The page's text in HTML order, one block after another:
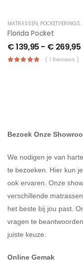
MATRASSEN, POCKETVERINGSMATRAS
Florida Pocket
€139,95 - € 269,95
( 1 Reviews )
Bezoek Onze
We nodigen je van
te bezoeken. Hier kun
ook ervaren. Onze
verschillende
het beste bij jou past.
vragen te
juiste keuze.
Online Gemak